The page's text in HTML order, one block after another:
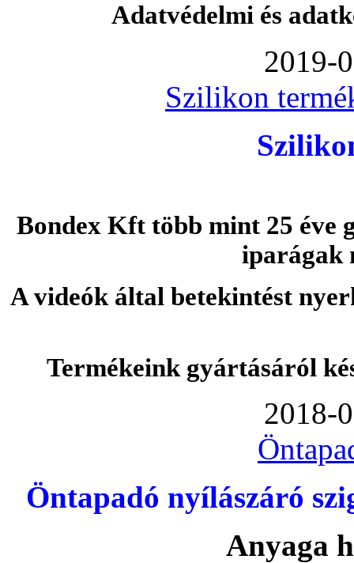
Adatvédelmi és
2019-
Szilikon
Bondex Kft több mint 25 éve
iparágak
A videók által betekintést
Termékeink gyártásáról
2018-
Öntapadó nyílászáró
Anyaga